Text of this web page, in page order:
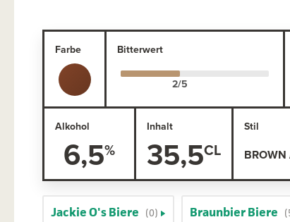
Farbe Bitterwert
Alkohol
6,5
Inhalt
35,5
Stil
BROWN
Jackie O's Biere (0) Braunbier Biere